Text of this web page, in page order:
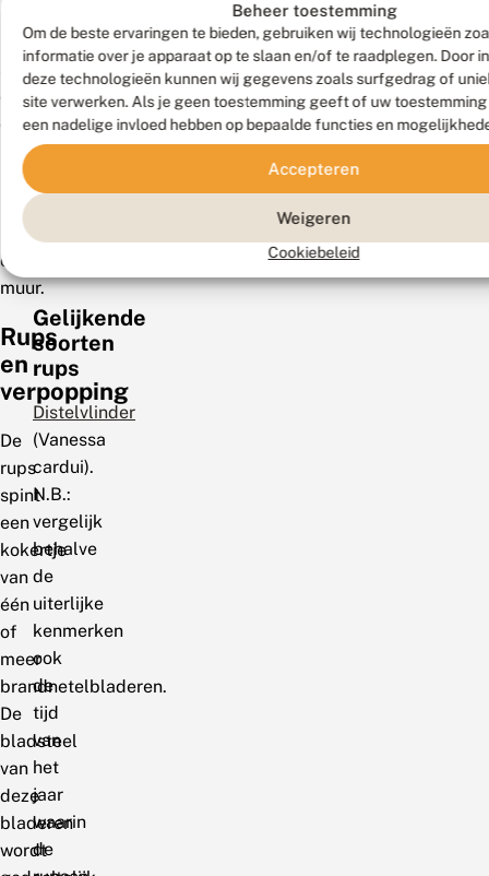
Beheer toestemming
Om de beste ervaringen te bieden, gebruiken wij technologieën
informatie over je apparaat op te slaan en/of te raadplegen. Door
deze technologieën kunnen wij gegevens zoals surfgedrag of
site verwerken. Als je geen toestemming geeft of uw
een nadelige invloed hebben op bepaalde functies en
Accepteren
Weigeren
Cookiebeleid
langs
sloten
of
op
beschutte
plekken,
bijvoorbeeld
langs
een
muur.
Rups
en
verpopping
De
rups
spint
een
kokertje
van
één
of
meer
brandnetelbladeren.
De
bladsteel
van
deze
bladeren
wordt
meer
uitgebreid
zwart
getekend
en
lichtgekleurde
kop
Gelijkende
soorten
rups
Distelvlinder
(Vanessa
cardui).
N.B.:
vergelijk
behalve
de
uiterlijke
kenmerken
ook
de
tijd
van
het
jaar
waarin
de